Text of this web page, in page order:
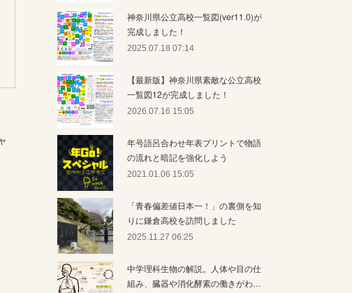
神奈川県公立高校一覧図(ver11.0)が
完成しました！
2025.07.18 07:14
【最新版】神奈川県素敵な公立高校
一覧図12が完成しました！
2026.07.16 15:05
年号語呂合わせ年表プリントで物語
の流れと暗記を強化しよう
2021.01.06 15:05
「青春偏差値日本一！」の裏側を知
りに鎌倉高校を訪問しました
2025.11.27 06:25
中学理科生物の解説。人体や目の仕
組み、臓器や消化酵素の働きがわ…